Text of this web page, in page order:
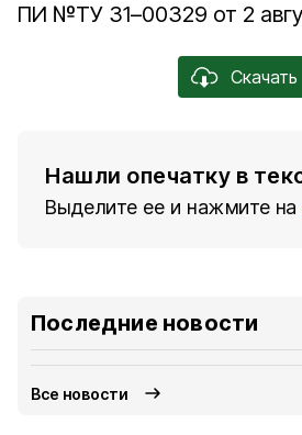
ПИ №ТУ 31–00329 от 2
Скачать
Нашли опечатку в
Выделите ее и нажмите на
Последние новости
Все новости